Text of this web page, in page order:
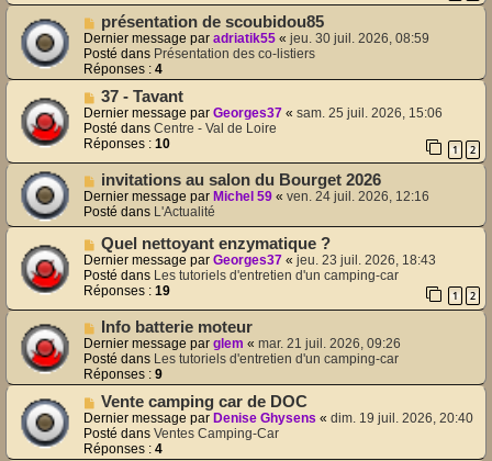
s
a
g
e
u
m
e
s
s
a
g
e
N
o
u
v
e
a
u
m
e
s
a
g
e
présentation de scoubidou85
Dernier message par adriatik55 « jeu. 30 juil. 2026, 08:59
Posté dans Présentation des co-listiers
Réponses : 4
N
o
u
v
a
u
m
e
s
a
g
e
37 - Tavant
Dernier message par Georges37 « sam. 25 juil. 2026, 15:06
Posté dans Centre - Val de Loire
Réponses : 10 1 2
N
o
u
v
e
a
u
m
e
s
s
a
g
e
invitations au salon du Bourget 2026
Dernier message par Michel 59 « ven. 24 juil. 2026, 12:16
Posté dans L'Actualité
N
o
u
v
e
a
u
m
e
s
s
g
e
Quel nettoyant enzymatique ?
Dernier message par Georges37 « jeu. 23 juil. 2026, 18:43
Posté dans Les tutoriels d'entretien d'un camping-car
Réponses : 19 1 2
N
o
u
v
e
a
u
m
e
Info batterie moteur
Dernier message par glem « mar. 21 juil. 2026, 09:26
Posté dans Les tutoriels d'entretien d'un camping-car
Réponses : 9
N
o
u
v
Vente camping car de DOC
Dernier message par Denise Ghysens « dim. 19 juil. 2026, 20:40
Posté dans Ventes Camping-Car
Réponses : 4